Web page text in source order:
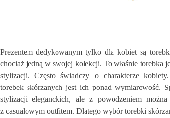
Prezentem dedykowanym tylko dla kobiet są
chociaż jedną w swojej kolekcji. To właśnie torebka
stylizacji. Często świadczy o charakterze
torebek skórzanych jest ich ponad wymiarowość.
stylizacji eleganckich, ale z powodzeniem
z casualowym outfitem. Dlatego wybór torebki